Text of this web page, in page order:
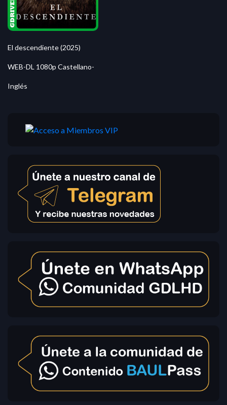
El descendiente (2025)
WEB-DL 1080p Castellano-
Inglés